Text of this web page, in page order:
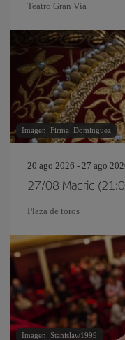
Teatro Gran Vía
Imagen: Firma_Dominguez
20 ago 2026 - 27 ago
27/08 Madrid
Plaza de toros
Imagen: Stanislaw1999